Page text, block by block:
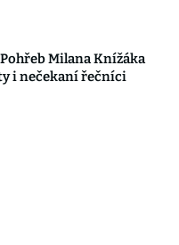
Pohřeb Milana Knížáka
i nečekaní řečníci